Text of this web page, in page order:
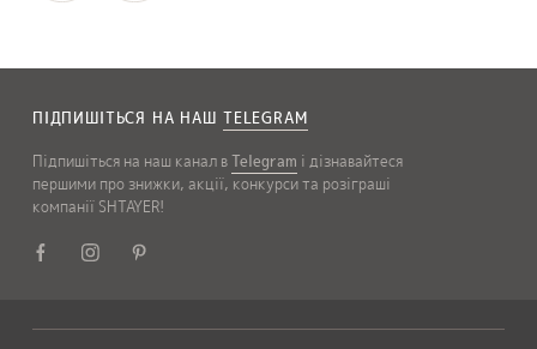
ПІДПИШІТЬСЯ НА НАШ TELEGRAM
Підпишіться на наш канал вTelegram і дізнавайтеся
першими про знижки, акції, конкурси та розіграші
компанії SHTAYER!